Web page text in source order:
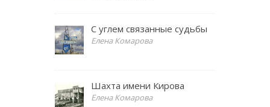
С углем связанные судьбы
Елена Комарова
Шахта имени Кирова
Елена Комарова